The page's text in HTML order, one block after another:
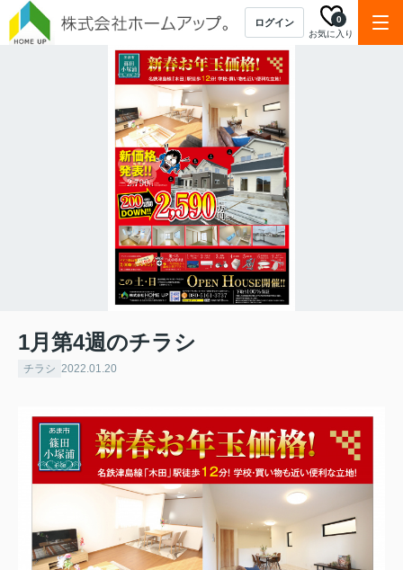
ログイン
お気に入り
0
1月第4週のチラシ
チラシ 2022.01.20